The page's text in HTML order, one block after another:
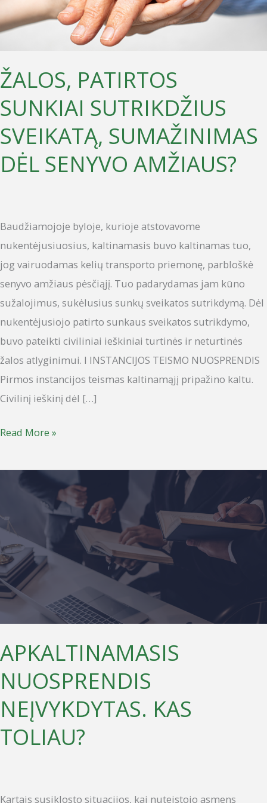
ŽALOS, PATIRTOS
SUNKIAI SUTRIKDŽIUS
SVEIKATĄ, SUMAŽINIMAS
DĖL SENYVO AMŽIAUS?
Baudžiamojoje byloje, kurioje atstovavome
nukentėjusiuosius, kaltinamasis buvo kaltinamas tuo,
jog vairuodamas kelių transporto priemonę, parbloškė
senyvo amžiaus pėsčiąjį. Tuo padarydamas jam kūno
sužalojimus, sukėlusius sunkų sveikatos sutrikdymą. Dėl
nukentėjusiojo patirto sunkaus sveikatos sutrikdymo,
buvo pateikti civiliniai ieškiniai turtinės ir neturtinės
žalos atlyginimui. I INSTANCIJOS TEISMO NUOSPRENDIS
Pirmos instancijos teismas kaltinamąjį pripažino kaltu.
Civilinį ieškinį dėl […]
SUMAŽINIMAS
DĖL
Read More »
APKALTINAMASIS
NUOSPRENDIS
NEĮVYKDYTAS. KAS
TOLIAU?
Kartais susiklosto situacijos, kai nuteistojo asmens
APKALTINAMASIS
NUOSPRENDIS
NEĮVYKDYTAS.
KAS
TOLIAU?